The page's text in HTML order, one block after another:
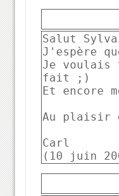
Salut
J'espère
Je
fait ;)
Et encore
Au plaisir
Carl
(10 juin